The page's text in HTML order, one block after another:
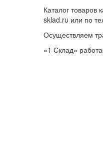
Каталог товаров
sklad.ru или по
Осуществляем
«1 Склад»